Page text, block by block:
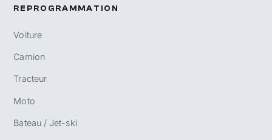
REPROGRAMMATION
Voiture
Camion
Tracteur
Moto
Bateau / Jet-ski